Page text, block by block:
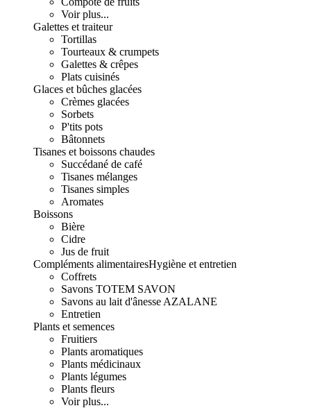
Voir plus...
Galettes et traiteur
Tortillas
Tourteaux & crumpets
Galettes & crêpes
Plats cuisinés
Glaces et bûches glacées
Crèmes glacées
Sorbets
P'tits pots
Bâtonnets
Tisanes et boissons chaudes
Succédané de café
Tisanes mélanges
Tisanes simples
Aromates
Boissons
Bière
Cidre
Jus de fruit
Compléments alimentairesHygiène et entretien
Coffrets
Savons TOTEM SAVON
Savons au lait d'ânesse AZALANE
Entretien
Plants et semences
Fruitiers
Plants aromatiques
Plants médicinaux
Plants légumes
Plants fleurs
Voir plus...